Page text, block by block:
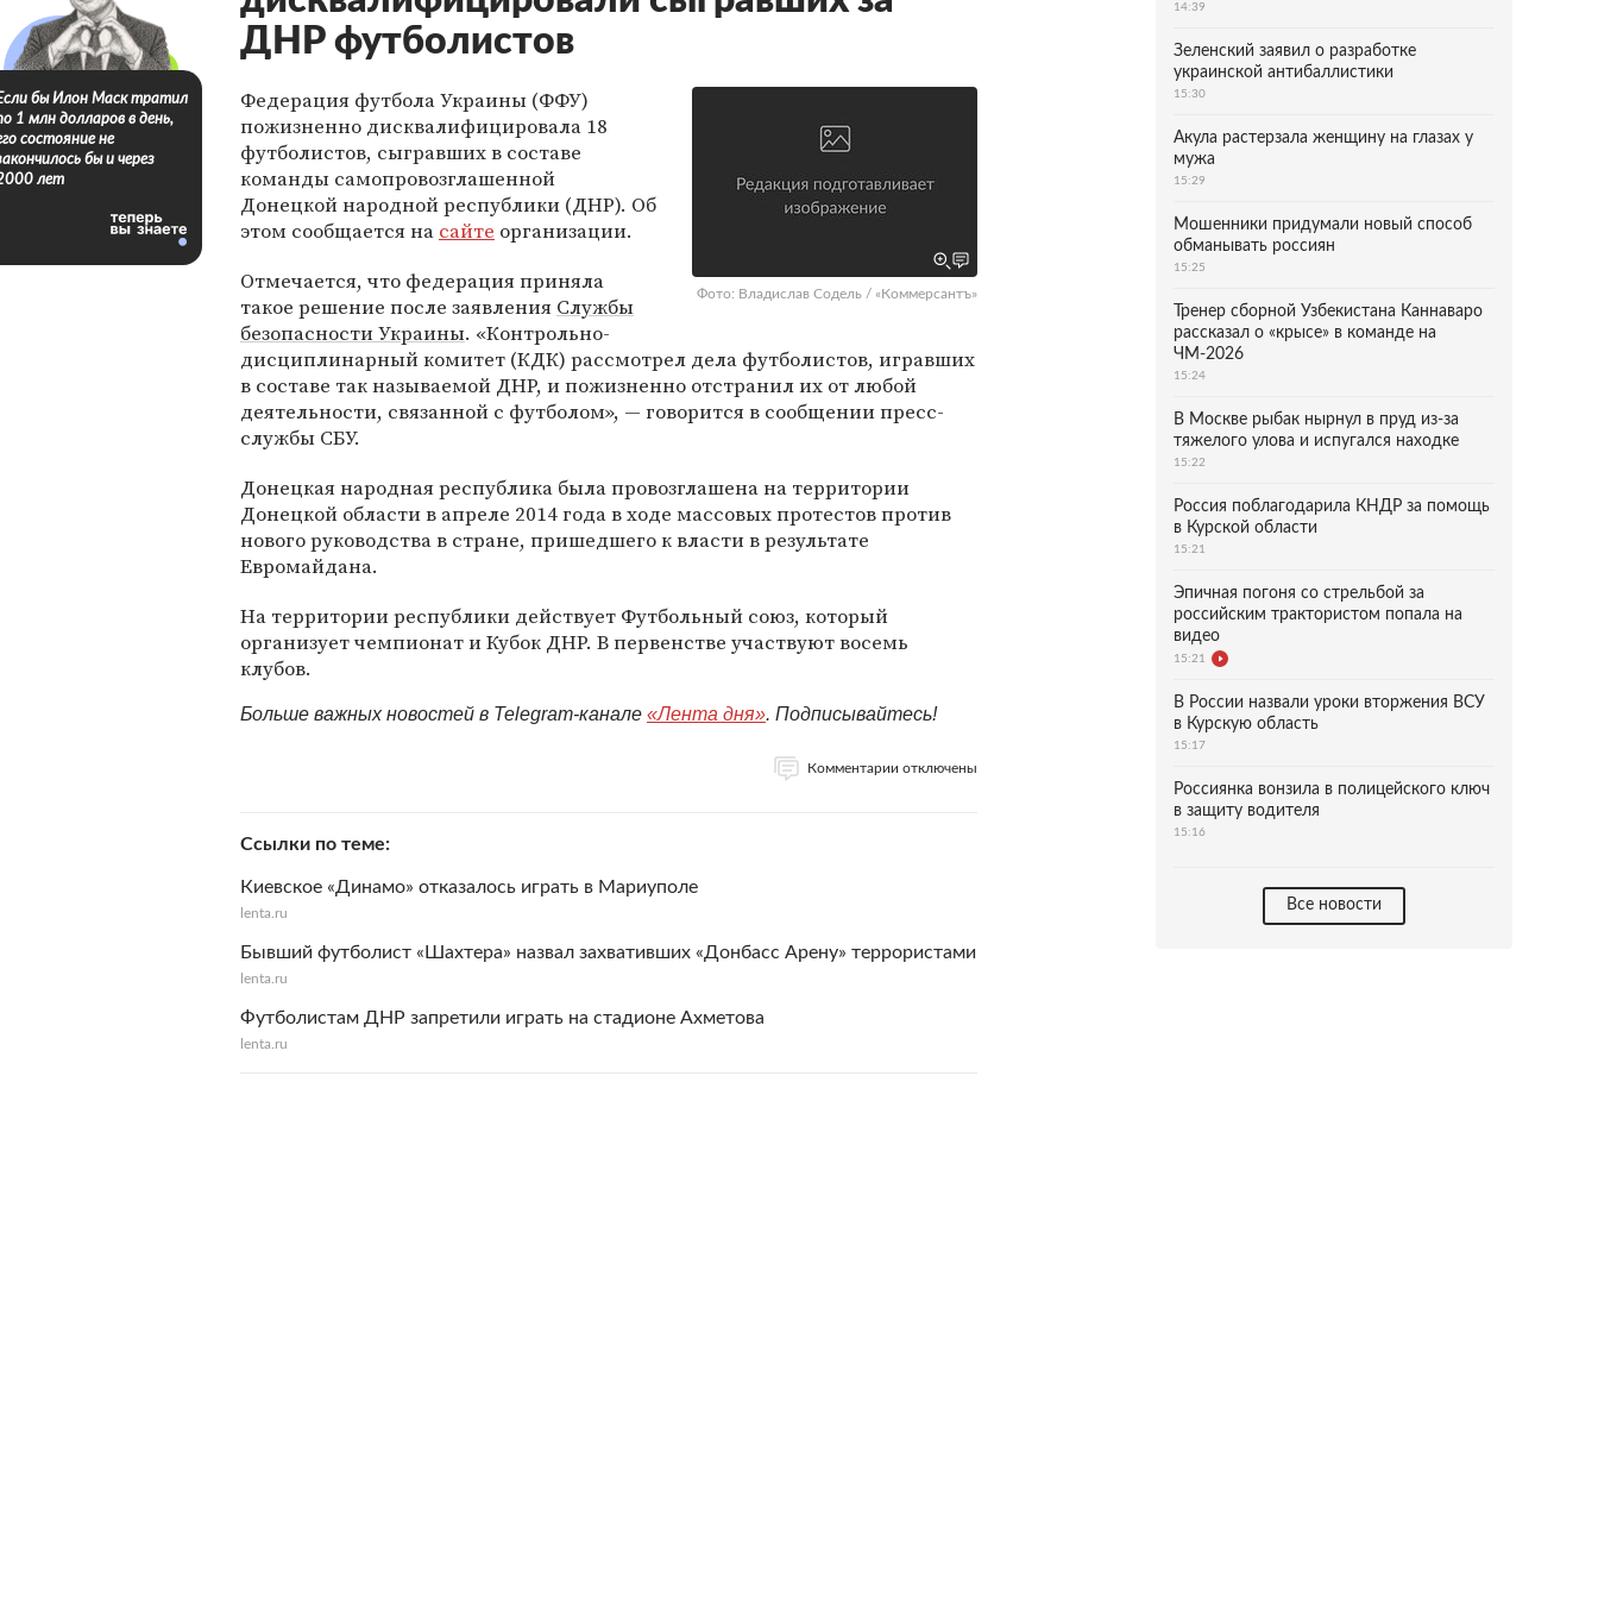
ДНР футболистов
Фото: Владислав Содель / «Коммерсантъ»
Федерация футбола Украины (ФФУ)
пожизненно дисквалифицировала 18
футболистов, сыгравших в составе
команды самопровозглашенной
Донецкой народной республики (ДНР). Об
этом сообщается на сайте организации.
Отмечается, что федерация приняла
такое решение после заявления Службы
безопасности Украины. «Контрольно-
дисциплинарный комитет (КДК) рассмотрел дела футболистов, игравших
в составе так называемой ДНР, и пожизненно отстранил их от любой
деятельности, связанной с футболом», — говорится в сообщении пресс-
службы СБУ.
Донецкая народная республика была провозглашена на территории
Донецкой области в апреле 2014 года в ходе массовых протестов против
нового руководства в стране, пришедшего к власти в результате
Евромайдана.
На территории республики действует Футбольный союз, который
организует чемпионат и Кубок ДНР. В первенстве участвуют восемь
клубов.
Больше важных новостей в Telegram-канале «Лента дня». Подписывайтесь!
Комментарии отключены
Ссылки по теме
Киевское «Динамо» отказалось играть в Мариуполе
lenta.ru
Бывший футболист «Шахтера» назвал захвативших «Донбасс Арену» террористами
lenta.ru
Футболистам ДНР запретили играть на стадионе Ахметова
lenta.ru
бы Илон Маск тратил
1 млн долларов в день,
состояние не
бы и через
лет
14:39
Зеленский заявил о разработке
украинской антибаллистики
15:30
Акула растерзала женщину на глазах у
мужа
15:29
Мошенники придумали новый способ
обманывать россиян
15:25
Тренер сборной Узбекистана Каннаваро
рассказал о «крысе» в команде на
ЧМ-2026
15:24
В Москве рыбак нырнул в пруд из-за
тяжелого улова и испугался находке
15:22
Россия поблагодарила КНДР за помощь
в Курской области
15:21
Эпичная погоня со стрельбой за
российским трактористом попала на
видео
15:21
В России назвали уроки вторжения ВСУ
в Курскую область
15:17
Россиянка вонзила в полицейского ключ
в защиту водителя
15:16
Все новости